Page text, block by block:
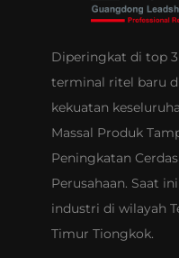
Diperingkat di top
terminal ritel baru
kekuatan
Massal Produk
Peningkatan
Perusahaan. Saat
industri di wilayah
Timur Tiongkok.